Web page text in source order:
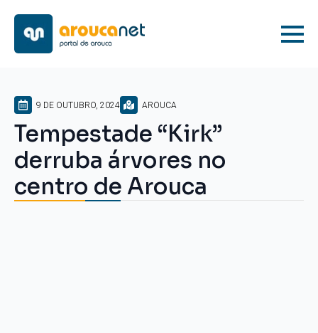
9 DE OUTUBRO, 2024 AROUCA
Tempestade “Kirk”
derruba árvores no
centro de Arouca